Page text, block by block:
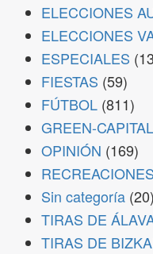
ELECCIONES
ELECCIONES
ESPECIALES
FIESTAS (59)
FÚTBOL (811)
GREEN-CAPITAL
OPINIÓN (169)
Sin categoría (20)
TIRAS DE
TIRAS DE